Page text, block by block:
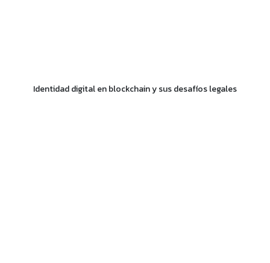
Identidad digital en blockchain y sus desafíos legales